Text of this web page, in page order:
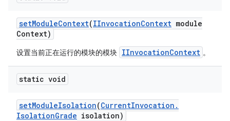
setModuleContext(IInvocationContext module
Context)
设置当前正在运行的模块的模块 IInvocationContext 。
static void
setModuleIsolation(CurrentInvocation .
IsolationGrade isolation)